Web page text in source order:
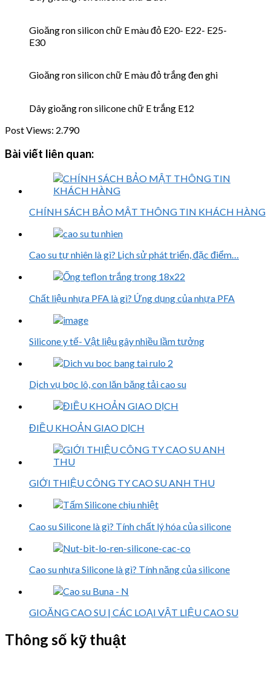
Gioăng ron silicon chữ E màu đỏ E20- E22- E25-
E30
Gioăng ron silicon chữ E màu đỏ trắng đen ghi
Dây gioăng ron silicone chữ E trắng E12
Post Views: 2.790
Bài viết liên quan:
CHÍNH SÁCH BẢO MẬT THÔNG TIN KHÁCH HÀNG
Cao su tự nhiên là gì? Lịch sử phát triển, đặc điểm…
Chất liệu nhựa PFA là gì? Ứng dụng của nhựa PFA
Silicone y tế- Vật liệu gây nhiều lầm tưởng
Dịch vụ bọc lô, con lăn băng tải cao su
ĐIỀU KHOẢN GIAO DỊCH
GIỚI THIỆU CÔNG TY CAO SU ANH THU
Cao su Silicone là gì? Tính chất lý hóa của silicone
Cao su nhựa Silicone là gì? Tính năng của silicone
GIOĂNG CAO SU | CÁC LOẠI VẬT LIỆU CAO SU
Thông số kỹ thuật